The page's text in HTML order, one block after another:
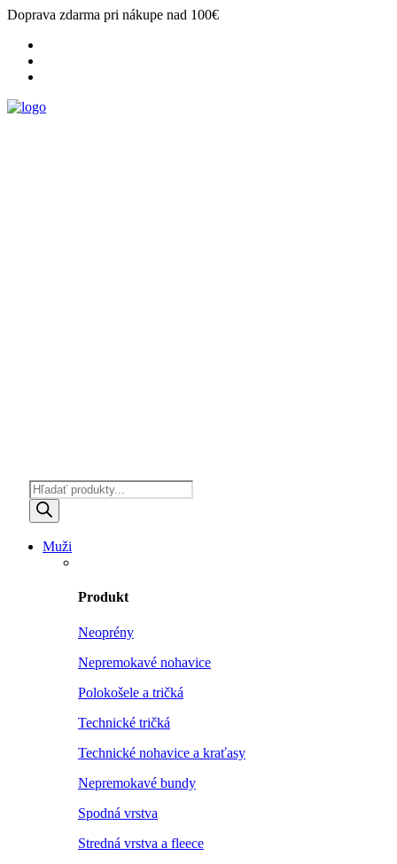
Doprava zdarma pri nákupe nad 100€
Products
search
Muži
Produkt
Neoprény
Nepremokavé nohavice
Polokošele a tričká
Technické tričká
Technické nohavice a kraťasy
Nepremokavé bundy
Spodná vrstva
Stredná vrstva a fleece